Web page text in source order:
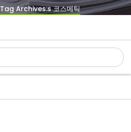
Tag Archives:s 코스메틱